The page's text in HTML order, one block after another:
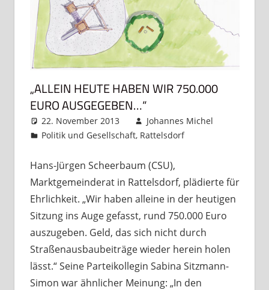
„ALLEIN HEUTE HABEN WIR 750.000
EURO AUSGEGEBEN…“
22. November 2013
Johannes Michel
Politik und Gesellschaft, Rattelsdorf
Hans-Jürgen Scheerbaum (CSU),
Marktgemeinderat in Rattelsdorf, plädierte für
Ehrlichkeit. „Wir haben alleine in der heutigen
Sitzung ins Auge gefasst, rund 750.000 Euro
auszugeben. Geld, das sich nicht durch
Straßenausbaubeiträge wieder herein holen
lässt.“ Seine Parteikollegin Sabina Sitzmann-
Simon war ähnlicher Meinung: „In den